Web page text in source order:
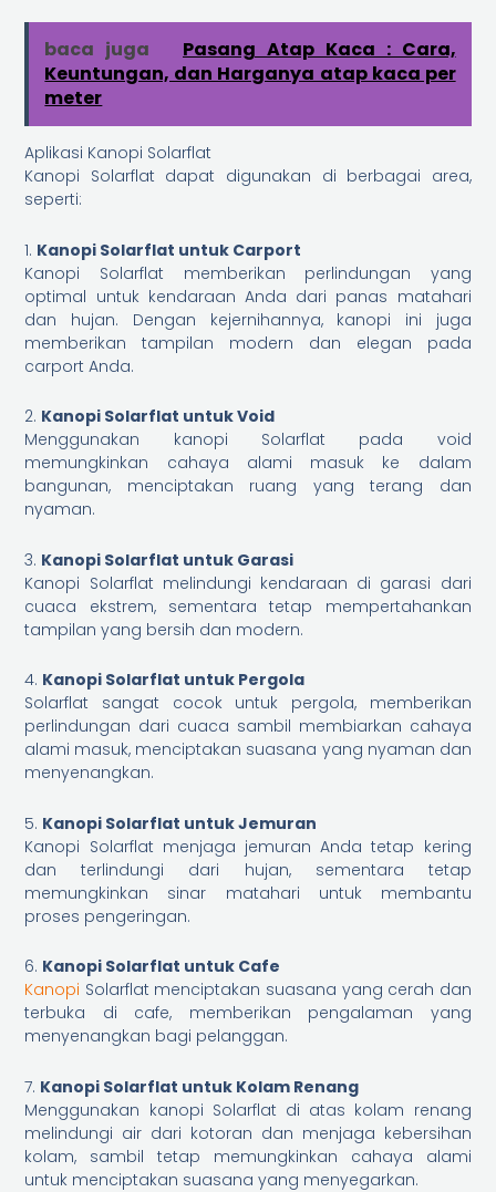
baca juga
Pasang Atap Kaca : Cara,
Keuntungan, dan Harganya atap kaca per
meter
Aplikasi Kanopi Solarflat
Kanopi Solarflat dapat digunakan di berbagai area,
seperti:
1. Kanopi Solarflat untuk Carport
Kanopi Solarflat memberikan perlindungan yang
optimal untuk kendaraan Anda dari panas matahari
dan hujan. Dengan kejernihannya, kanopi ini juga
memberikan tampilan modern dan elegan pada
carport Anda.
2. Kanopi Solarflat untuk Void
Menggunakan kanopi Solarflat pada void
memungkinkan cahaya alami masuk ke dalam
bangunan, menciptakan ruang yang terang dan
nyaman.
3. Kanopi Solarflat untuk Garasi
Kanopi Solarflat melindungi kendaraan di garasi dari
cuaca ekstrem, sementara tetap mempertahankan
tampilan yang bersih dan modern.
4. Kanopi Solarflat untuk Pergola
Solarflat sangat cocok untuk pergola, memberikan
perlindungan dari cuaca sambil membiarkan cahaya
alami masuk, menciptakan suasana yang nyaman dan
menyenangkan.
5. Kanopi Solarflat untuk Jemuran
Kanopi Solarflat menjaga jemuran Anda tetap kering
dan terlindungi dari hujan, sementara tetap
memungkinkan sinar matahari untuk membantu
proses pengeringan.
6. Kanopi Solarflat untuk Cafe
Kanopi Solarflat menciptakan suasana yang cerah dan
terbuka di cafe, memberikan pengalaman yang
menyenangkan bagi pelanggan.
7. Kanopi Solarflat untuk Kolam Renang
Menggunakan kanopi Solarflat di atas kolam renang
melindungi air dari kotoran dan menjaga kebersihan
kolam, sambil tetap memungkinkan cahaya alami
untuk menciptakan suasana yang menyegarkan.